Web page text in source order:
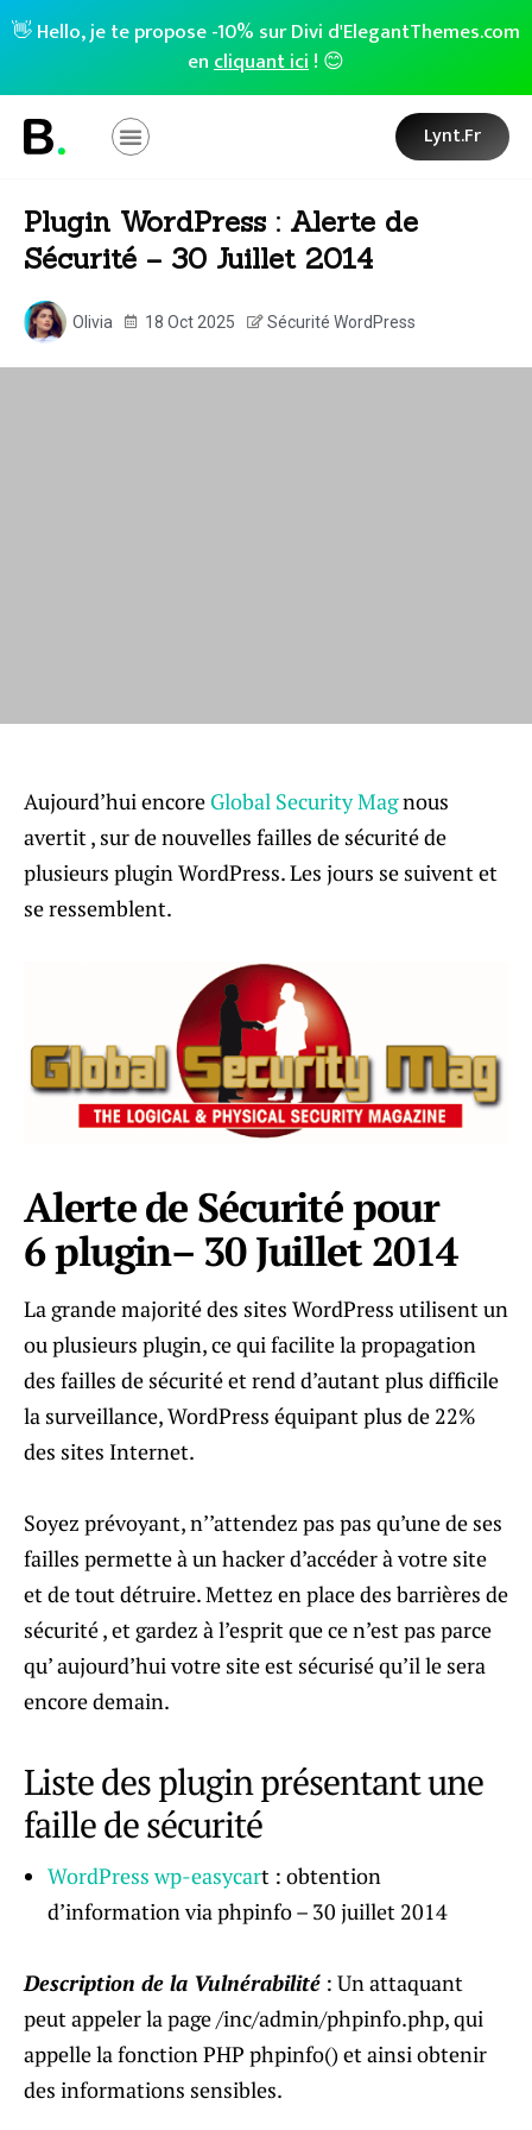
👋 Hello, je te propose -10% sur Divi d'ElegantThemes.com
encliquant ici! 😊
Lynt.fr
Plugin WordPress : Alerte de
Sécurité – 30 Juillet 2014
Olivia 18 Oct 2025 Sécurité WordPress
Aujourd’hui encore Global Security Magnous
avertit , sur de nouvelles failles de sécurité de
plusieurs plugin WordPress. Les jours se suivent et
se ressemblent.
Alerte de Sécurité pour
6 plugin– 30 Juillet 2014
La grande majorité des sites WordPress utilisent un
ou plusieurs plugin, ce qui facilite la propagation
des failles de sécurité et rend d’autant plus difficile
la surveillance, WordPress équipant plus de 22%
des sites Internet.
Soyez prévoyant, n’’attendez pas pas qu’une de ses
failles permette à un hacker d’accéder à votre site
et de tout détruire. Mettez en place des barrières de
sécurité , et gardez à l’esprit que ce n’est pas parce
qu’ aujourd’hui votre site est sécurisé qu’il le sera
encore demain.
Liste des plugin présentant une
faille de sécurité
WordPress wp-easycart : obtention
d’information via phpinfo – 30 juillet 2014
Description de la Vulnérabilité : Un attaquant
peut appeler la page /inc/admin/phpinfo.php, qui
appelle la fonction PHP phpinfo() et ainsi obtenir
des informations sensibles.